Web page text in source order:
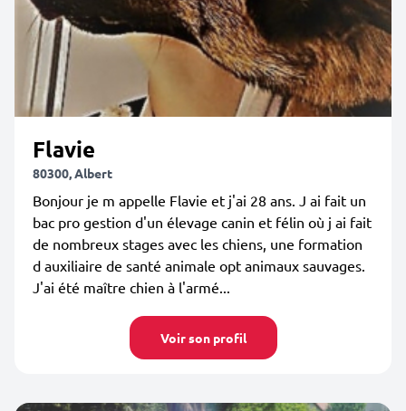
Flavie
80300, Albert
Bonjour je m appelle Flavie et j'ai 28 ans. J ai fait un
bac pro gestion d'un élevage canin et félin où j ai fait
de nombreux stages avec les chiens, une formation
d auxiliaire de santé animale opt animaux sauvages.
J'ai été maître chien à l'armé...
Voir son profil